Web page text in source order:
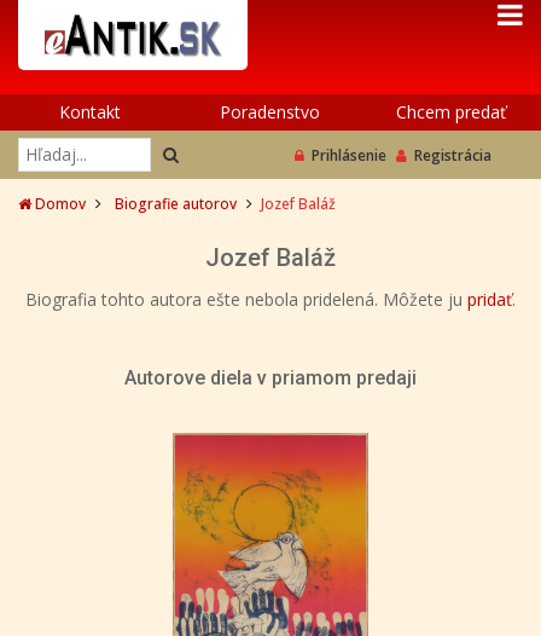
Kontakt Poradenstvo Chcem predať
Prihlásenie Registrácia
Domov Biografie autorov Jozef Baláž
Jozef Baláž
Biografia tohto autora ešte nebola pridelená. Môžete ju pridať.
Autorove diela v priamom predaji